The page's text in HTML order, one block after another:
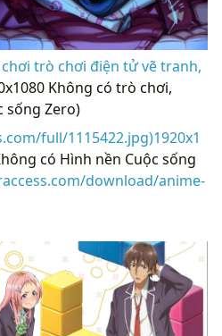
trò chơi điện tử vẽ tranh,
Không có trò chơi,
sống Zero)
full/1115422.jpg)1920x1
có Hình nền Cuộc sống
download/anime-